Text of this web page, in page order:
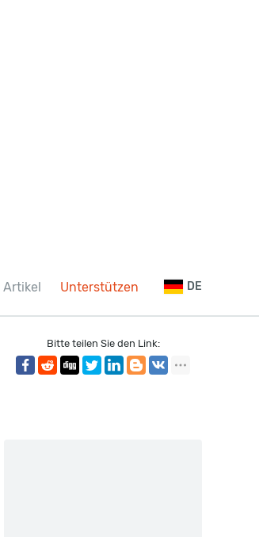
Artikel Unterstützen DE
Bitte teilen Sie den Link: